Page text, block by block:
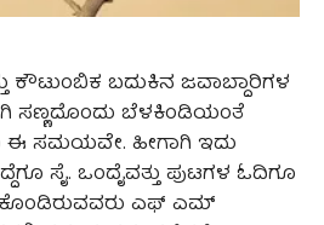
ಕೌಟುಂಬಿಕ ಬದುಕಿನ ಜವಾಬ್ದಾರಿಗಳ
ಸಣ್ಣದೊಂದು ಬೆಳಕಿಂಡಿಯಂತೆ
ಈ ಸಮಯವೇ. ಹೀಗಾಗಿ ಇದು
ಸೈ. ಒಂದೈವತ್ತು ಪುಟಗಳ ಓದಿಗೂ
ಎಫ್‌ ಎಮ್